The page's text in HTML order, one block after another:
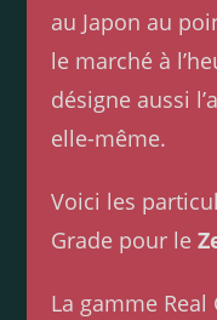
au Japon au
le marché à
désigne aussi
elle-même.
Voici les
Grade pour le
La gamme